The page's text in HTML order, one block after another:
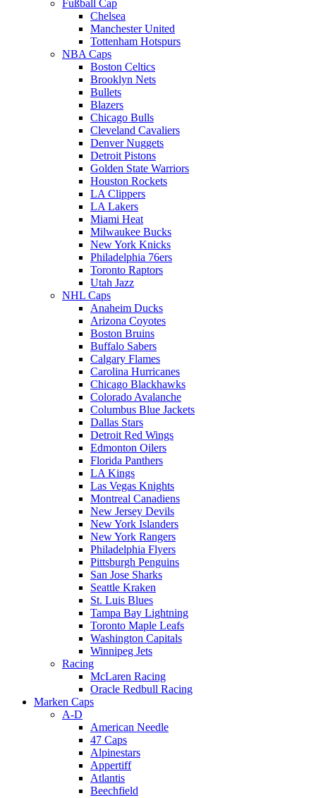
Fußball Cap
Chelsea
Manchester United
Tottenham Hotspurs
NBA Caps
Boston Celtics
Brooklyn Nets
Bullets
Blazers
Chicago Bulls
Cleveland Cavaliers
Denver Nuggets
Detroit Pistons
Golden State Warriors
Houston Rockets
LA Clippers
LA Lakers
Miami Heat
Milwaukee Bucks
New York Knicks
Philadelphia 76ers
Toronto Raptors
Utah Jazz
NHL Caps
Anaheim Ducks
Arizona Coyotes
Boston Bruins
Buffalo Sabers
Calgary Flames
Carolina Hurricanes
Chicago Blackhawks
Colorado Avalanche
Columbus Blue Jackets
Dallas Stars
Detroit Red Wings
Edmonton Oilers
Florida Panthers
LA Kings
Las Vegas Knights
Montreal Canadiens
New Jersey Devils
New York Islanders
New York Rangers
Philadelphia Flyers
Pittsburgh Penguins
San Jose Sharks
Seattle Kraken
St. Luis Blues
Tampa Bay Lightning
Toronto Maple Leafs
Washington Capitals
Winnipeg Jets
Racing
McLaren Racing
Oracle Redbull Racing
Marken Caps
A-D
American Needle
47 Caps
Alpinestars
Appertiff
Atlantis
Beechfield